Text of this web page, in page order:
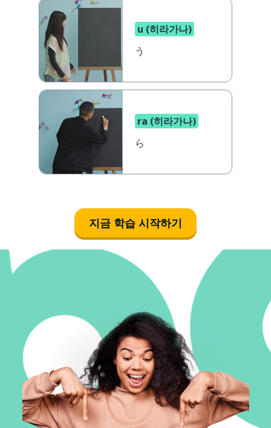
u (히라가나)
う
ra (히라가나)
ら
지금 학습 시작하기